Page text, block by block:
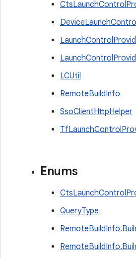
LCUtil
RemoteBuildInfo
SsoClientHttpHelper
Enums
QueryType